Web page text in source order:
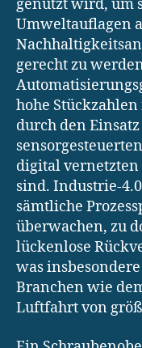
genutzt wird, um
Umweltauflagen
gerecht zu
hohe
durch den
digital
sind. Industrie-
sämtliche
überwachen, zu
lückenlose
was
Branchen wie
Luftfahrt von